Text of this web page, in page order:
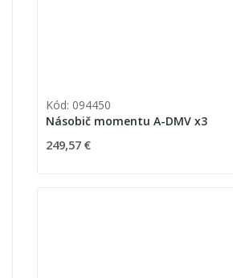
Kód: 094450
Násobič momentu A-DMV x3
249,57 €